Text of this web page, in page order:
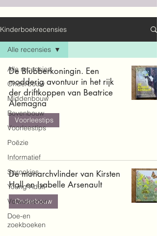
Kinderboekrecensies
Alle recensies
Onderbouw
Middenbouw
Bovenbouw
Voorleestips
Poëzie
Informatief
Sprookjes
Young Adult
Volwassenen
Doe-en
zoekboeken
Alle recensies
De Blubberkoningin. Een
modderig avontuur in het rijk
der driftkoppen van Beatrice
Alemagna
Voorleestips
De monarchvlinder van Kirsten
Hall en Isabelle Arsenault
Onderbouw